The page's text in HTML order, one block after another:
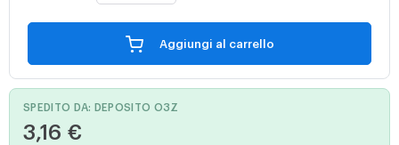
Aggiungi al carrello
SPEDITO DA: DEPOSITO O3Z
3,16 €